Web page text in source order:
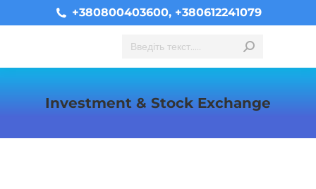
+380800403600, +380612241079
Search:
Investment & Stock Exchange